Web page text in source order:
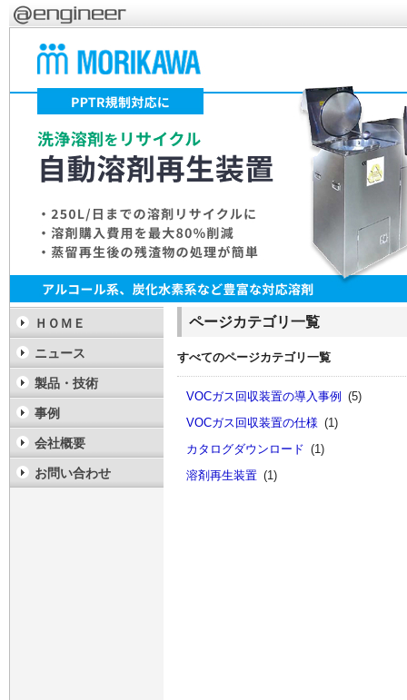
ページカテゴリ一覧
すべてのページカテゴリ一覧
VOCガス回収装置の導入事例
(5)
VOCガス回収装置の仕様 (1)
カタログダウンロード (1)
溶剤再生装置 (1)
ＨＯＭＥ
ニュース
製品・技術
事例
会社概要
お問い合わせ